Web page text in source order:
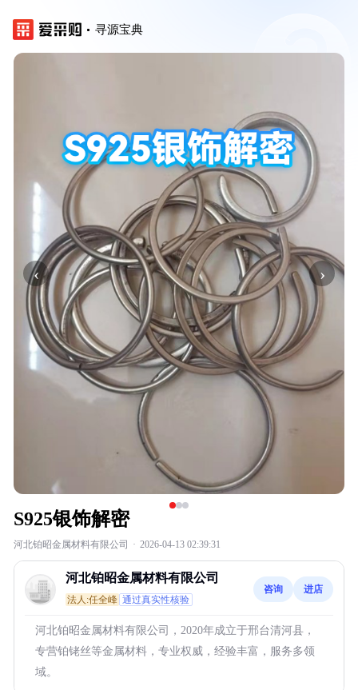
寻源宝典
‹ ›
S925银饰解密
河北铂昭金属材料有限公司 · 2026-04-13 02:39:31
河北铂昭金属材料有限公司
法人:任全峰 通过真实性核验
咨询 进店
河北铂昭金属材料有限公司，2020年成立于邢台清河县，
专营铂铑丝等金属材料，专业权威，经验丰富，服务多领
域。